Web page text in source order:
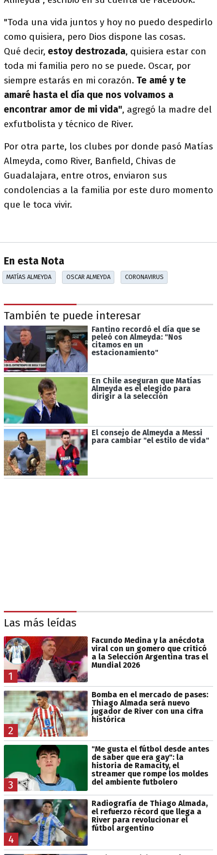
"Toda una vida juntos y hoy no puedo despedirlo
como quisiera, pero Dios dispone las cosas.
Qué decir, estoy destrozada, quisiera estar con
toda mi familia pero no se puede. Oscar, por
siempre estarás en mi corazón. Te amé y te
amaré hasta el día que nos volvamos a
encontrar amor de mi vida", agregó la madre del
exfutbolista y técnico de River.
Por otra parte, los clubes por donde pasó Matías
Almeyda, como River, Banfield, Chivas de
Guadalajara, entre otros, enviaron sus
condolencias a la familia por este duro momento
que le toca vivir.
En esta Nota
MATÍAS ALMEYDA OSCAR ALMEYDA CORONAVIRUS
También te puede interesar
Fantino recordó el día que se
peleó con Almeyda: "Nos
citamos en un
estacionamiento"
En Chile aseguran que Matías
Almeyda es el elegido para
dirigir a la selección
El consejo de Almeyda a Messi
para cambiar "el estilo de vida"
Las más leídas
1
Facundo Medina y la anécdota
viral con un gomero que criticó
a la Selección Argentina tras el
Mundial 2026
2
Bomba en el mercado de pases:
Thiago Almada será nuevo
jugador de River con una cifra
histórica
3
"Me gusta el fútbol desde antes
de saber que era gay": la
historia de Ramacity, el
streamer que rompe los moldes
del ambiente futbolero
4
Radiografía de Thiago Almada,
el refuerzo récord que llega a
River para revolucionar el
fútbol argentino